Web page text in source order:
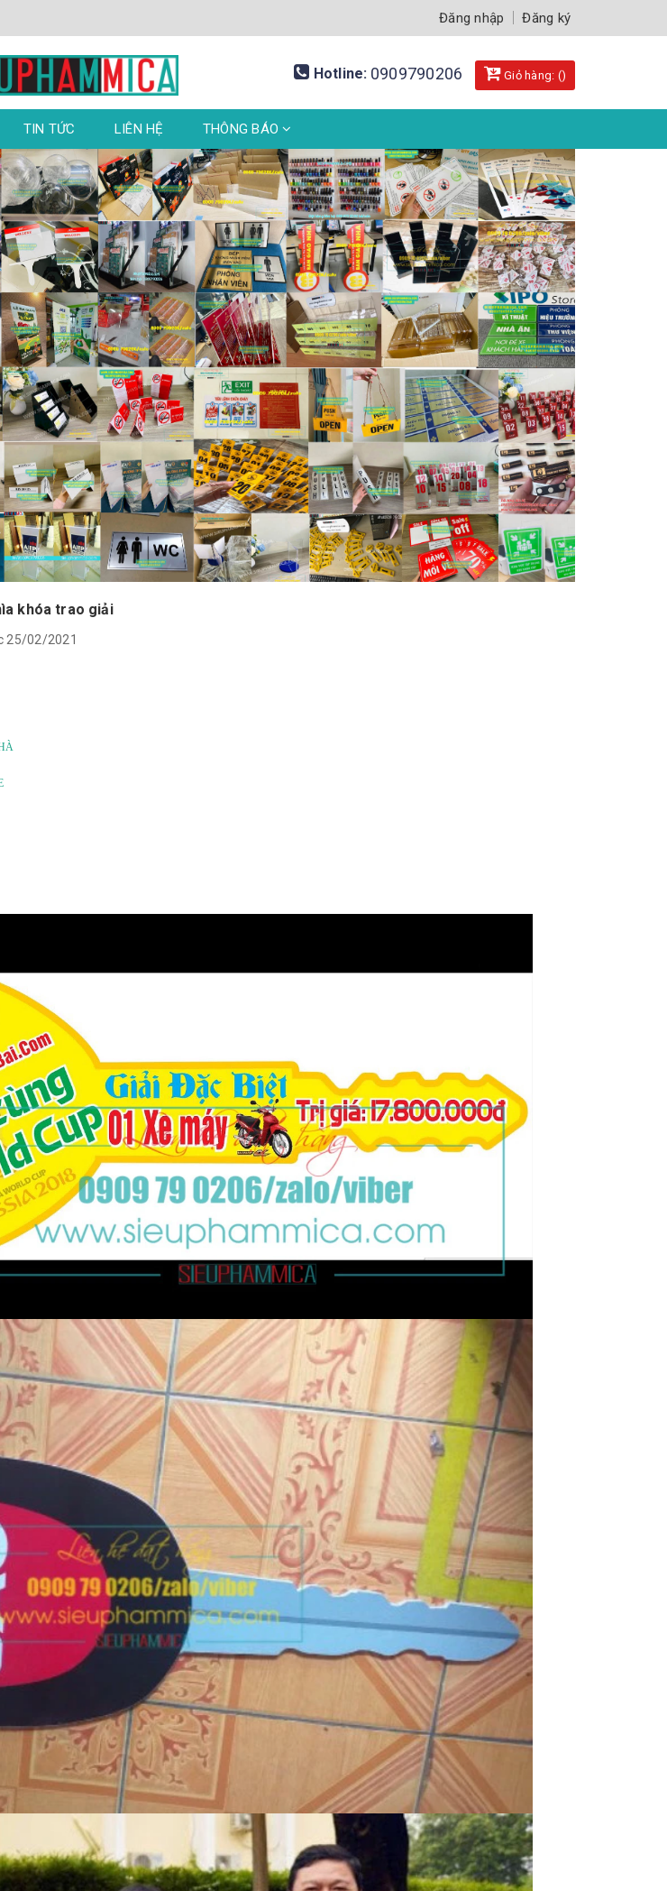
Đăng nhập Đăng ký
Hotline: 0909790206 Giỏ hàng: ()
TIN TỨC LIÊN HỆ THÔNG BÁO
khóa trao giải
25/02/2021